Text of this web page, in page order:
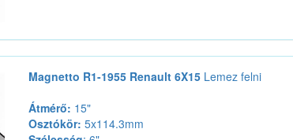
Magnetto R1-1955 Renault 6X15Lemez felni
Átmérő: 15"
Osztókör: 5x114.3mm